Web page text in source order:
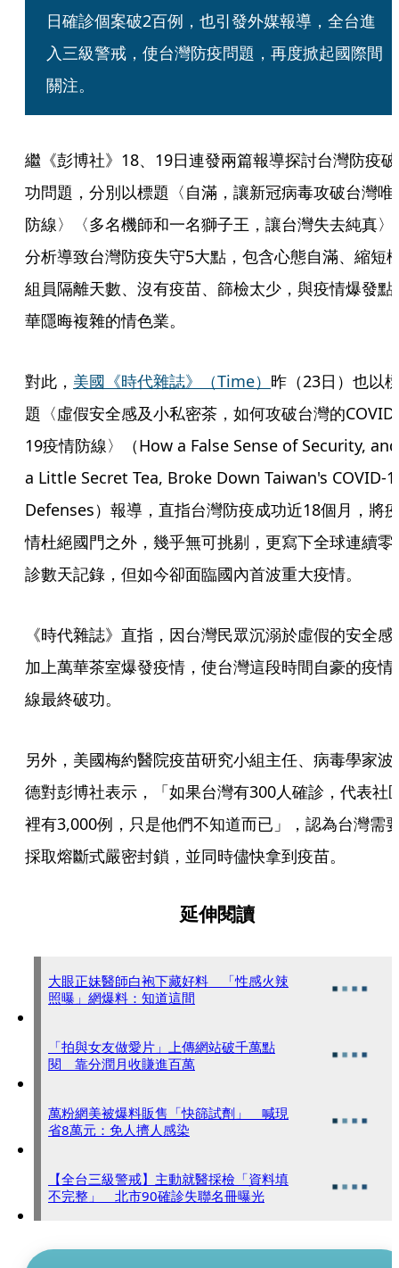
日確診個案破2百例，也引發外媒報導，全台進
入三級警戒，使台灣防疫問題，再度掀起國際間
關注。
繼《彭博社》18、19日連發兩篇報導探討台灣防疫破
功問題，分別以標題〈自滿，讓新冠病毒攻破台灣唯
防線〉〈多名機師和一名獅子王，讓台灣失去純真〉
分析導致台灣防疫失守5大點，包含心態自滿、縮短
組員隔離天數、沒有疫苗、篩檢太少，與疫情爆發點
華隱晦複雜的情色業。
對此， 美國《時代雜誌》（Time） 昨（23日）也以
題〈虛假安全感及小私密茶，如何攻破台灣的COVID-
19疫情防線〉（How a False Sense of Security, and
a Little Secret Tea, Broke Down Taiwan's COVID-
Defenses）報導，直指台灣防疫成功近18個月，將
情杜絕國門之外，幾乎無可挑剔，更寫下全球連續零
診數天記錄，但如今卻面臨國內首波重大疫情。
《時代雜誌》直指，因台灣民眾沉溺於虛假的安全感
加上萬華茶室爆發疫情，使台灣這段時間自豪的疫情
線最終破功。
另外，美國梅約醫院疫苗研究小組主任、病毒學家波
德對彭博社表示，「如果台灣有300人確診，代表社
裡有3,000例，只是他們不知道而已」，認為台灣需
採取熔斷式嚴密封鎖，並同時儘快拿到疫苗。
延伸閱讀
大眼正妹醫師白袍下藏好料 「性感火辣
照曝」網爆料：知道這間
「拍與女友做愛片」上傳網站破千萬點
閱 靠分潤月收賺進百萬
萬粉網美被爆料販售「快篩試劑」 喊現
省8萬元：免人擠人感染
【全台三級警戒】主動就醫採檢「資料填
不完整」 北市90確診失聯名冊曝光